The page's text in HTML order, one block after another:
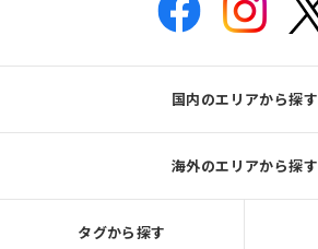
国内のエリアから探す
海外のエリアから探す
タグから探す